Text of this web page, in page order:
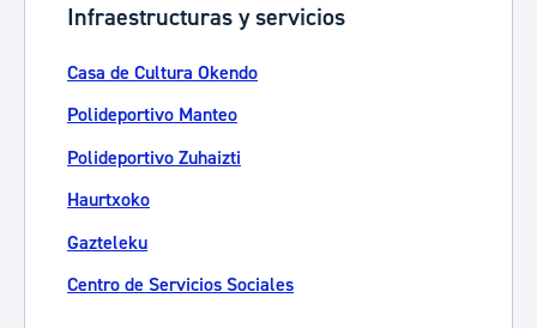
Infraestructuras y servicios
Casa de Cultura Okendo
Polideportivo Manteo
Polideportivo Zuhaizti
Haurtxoko
Gazteleku
Centro de Servicios Sociales